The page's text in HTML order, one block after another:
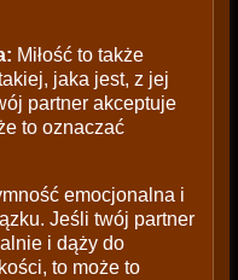
Miłość to także
jaka jest, z jej
partner akceptuje
to oznaczać
emocjonalna i
Jeśli twój partner
i dąży do
to może to